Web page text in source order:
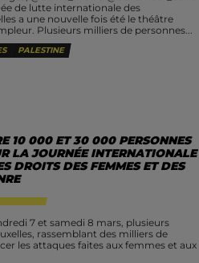
de lutte internationale des
a une nouvelle fois été le théâtre
Plusieurs milliers de personnes...
PALESTINE
10 000 ET 30 000 PERSONNES
LA JOURNÉE INTERNATIONALE
DROITS DES FEMMES ET DES
7 et samedi 8 mars, plusieurs
rassemblant des milliers de
les attaques faites aux femmes et aux